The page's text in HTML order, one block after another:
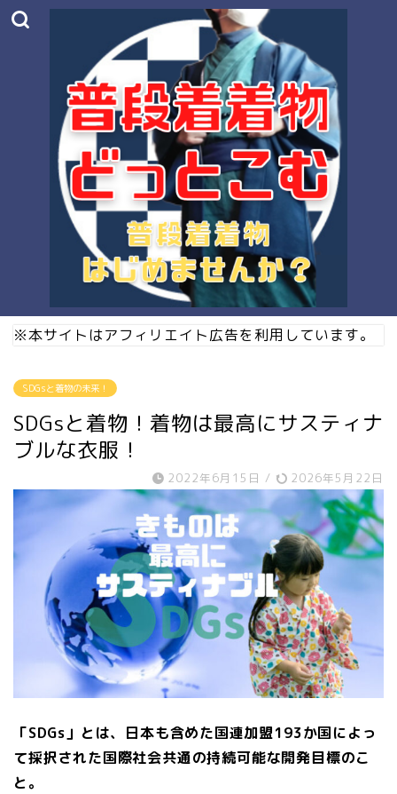
※本サイトはアフィリエイト広告を利用しています。
SDGsと着物の未来！
SDGsと着物！着物は最高にサスティナ
ブルな衣服！
2022年6月15日 / 2026年5月22日
「SDGs」とは、日本も含めた国連加盟193か国によっ
て採択された国際社会共通の持続可能な開発目標のこ
と。